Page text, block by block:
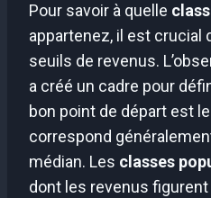
Pour savoir à quelle
appartenez, il est crucial
seuils de revenus.
a créé un cadre pour
bon point de départ est le
correspond
médian. Les classes
dont les revenus